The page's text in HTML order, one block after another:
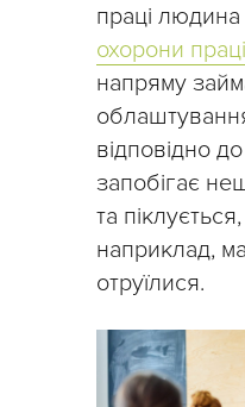
праці
охорони праці
напряму
відповідно
запобігає
та
наприклад,
отруїлися.